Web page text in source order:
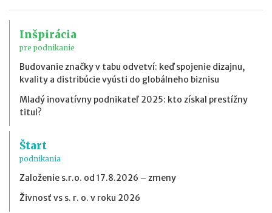
Inšpirácia
pre podnikanie
Budovanie značky v tabu odvetví: keď spojenie dizajnu,
kvality a distribúcie vyústi do globálneho biznisu
Mladý inovatívny podnikateľ 2025: kto získal prestížny
titul?
Štart
podnikania
Založenie s.r.o. od 17.8.2026 – zmeny
Živnosť vs s. r. o. v roku 2026